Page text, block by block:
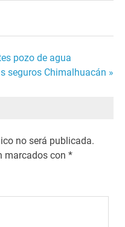
pozo de agua
seguros Chimalhuacán »
no será publicada.
marcados con*